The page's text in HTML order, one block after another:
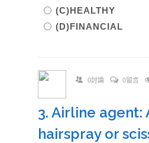
(C)HEALTHY
(D)FINANCIAL
0討論 0留言
3. Airline agent:
hairspray or